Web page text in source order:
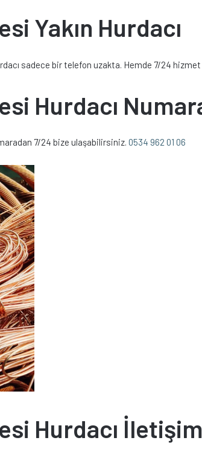
Yakın Hurdacı
sadece bir telefon uzakta. Hemde 7/24
Hurdacı
7/24 bize ulaşabilirsiniz. 0534 962 01 06
Hurdacı